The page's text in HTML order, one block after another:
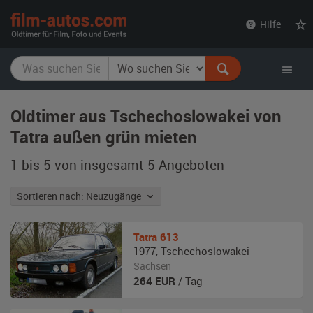
Hilfe
Oldtimer aus Tschechoslowakei von
Tatra außen grün mieten
1 bis 5 von insgesamt 5 Angeboten
Sortieren nach: Neuzugänge
Tatra 613
1977, Tschechoslowakei
Sachsen
264 EUR / Tag